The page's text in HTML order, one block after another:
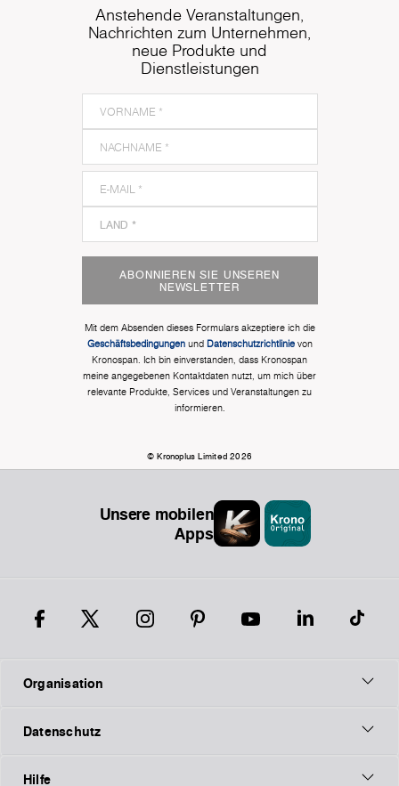
Anstehende Veranstaltungen,
Nachrichten zum Unternehmen,
neue Produkte und
Dienstleistungen
ABONNIEREN SIE UNSEREN
NEWSLETTER
Mit dem Absenden dieses Formulars akzeptiere ich die
Geschäftsbedingungenund Datenschutzrichtlinievon
Kronospan. Ich bin einverstanden, dass Kronospan
meine angegebenen Kontaktdaten nutzt, um mich über
relevante Produkte, Services und Veranstaltungen zu
informieren.
© Kronoplus Limited 2026
Unsere mobilen
Apps
Organisation
Datenschutz
Hilfe